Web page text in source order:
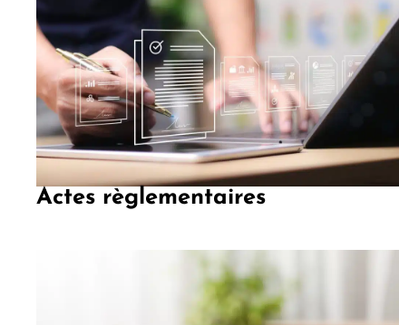
Actes règlementaires